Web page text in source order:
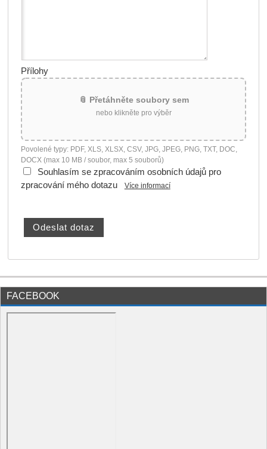
Přílohy
📎 Přetáhněte soubory sem
nebo klikněte pro výběr
Povolené typy: PDF, XLS, XLSX, CSV, JPG, JPEG, PNG, TXT, DOC,
DOCX (max 10 MB / soubor, max 5 souborů)
Souhlasím se zpracováním osobních údajů pro
zpracování mého dotazu
Více informací
FACEBOOK